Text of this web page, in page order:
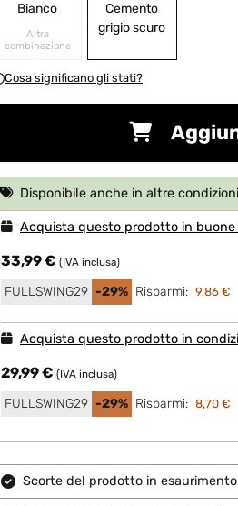
Bianco
Altra
combinazione
Cemento
grigio scuro
Cosa significano gli stati?
Disponibile anche in altre condizioni
Acquista questo prodotto in buone
33,99 € (IVA inclusa)
FULLSWING29 -29% Risparmi: 9,86 €
Acquista questo prodotto in
29,99 € (IVA inclusa)
FULLSWING29 -29% Risparmi: 8,70 €
Scorte del prodotto in